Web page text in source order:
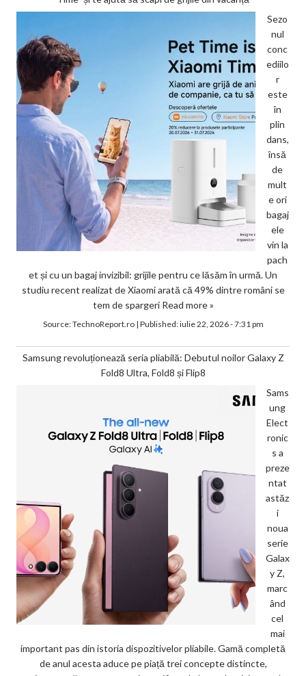
Sezo
nul
conc
ediilo
r
este
în
plin
dans,
însă
de
mult
e ori
bagaj
ele
vin la
pach
et și cu un bagaj invizibil: grijile pentru ce lăsăm în urmă. Un
studiu recent realizat de Xiaomi arată că 49% dintre români se
tem de spargeri Read more »
Source:TechnoReport.ro| Published:iulie 22, 2026 - 7:31 pm
Samsung revoluționează seria pliabilă: Debutul noilor Galaxy Z
Fold8 Ultra, Fold8 și Flip8
Sams
ung
Elect
ronic
s a
preze
ntat
astăz
i
noua
serie
Galax
y Z,
marc
ând
cel
mai
important pas din istoria dispozitivelor pliabile. Gamă completă
de anul acesta aduce pe piață trei concepte distincte,